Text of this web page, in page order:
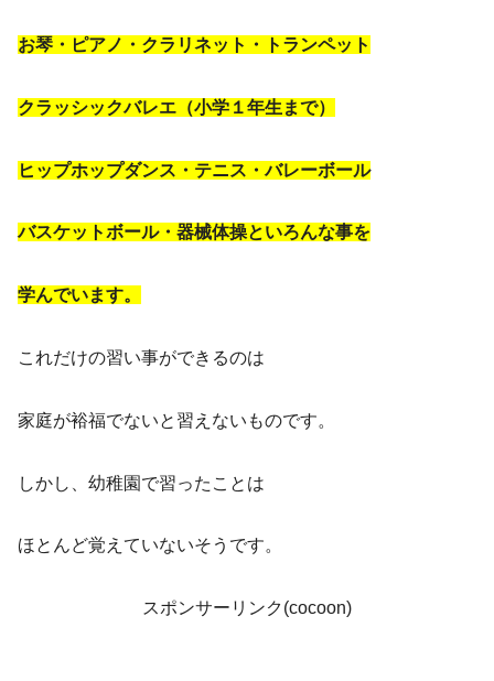
お琴・ピアノ・クラリネット・トランペット
クラッシックバレエ（小学１年生まで）
ヒップホップダンス・テニス・バレーボール
バスケットボール・器械体操といろんな事を
学んでいます。
これだけの習い事ができるのは
家庭が裕福でないと習えないものです。
しかし、幼稚園で習ったことは
ほとんど覚えていないそうです。
スポンサーリンク(cocoon)